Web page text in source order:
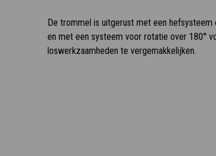
De trommel is uitgerust met een
en met een systeem voor rotatie over 180°
loswerkzaamheden te vergemakkelijken.